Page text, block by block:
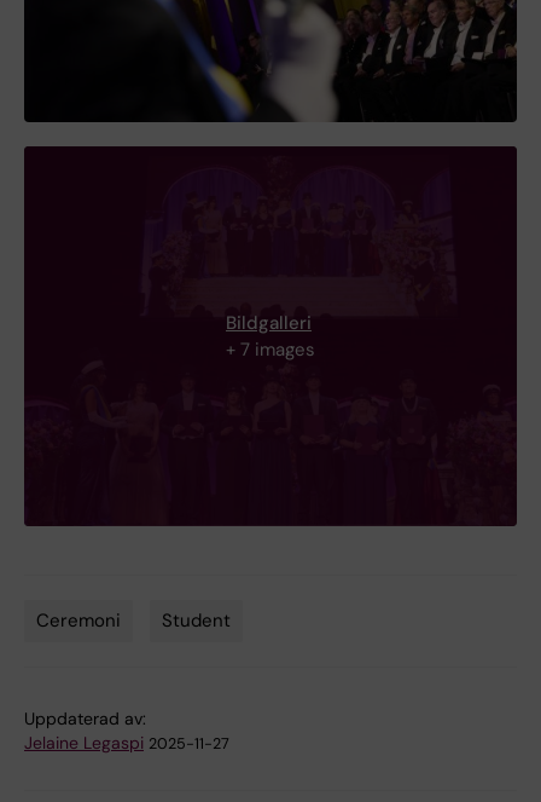
Bildgalleri
+ 7 images
Ceremoni Student
Uppdaterad av:
Jelaine Legaspi 2025-11-27